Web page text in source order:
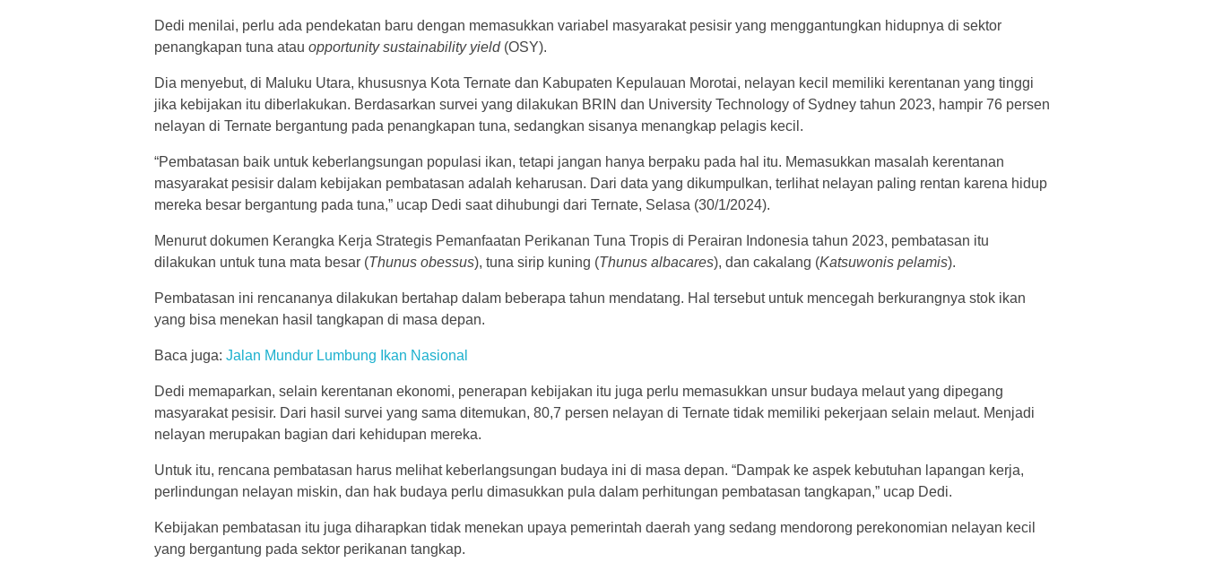
Dedi menilai, perlu ada pendekatan baru dengan memasukkan variabel masyarakat pesisir yang menggantungkan hidupnya di sektor
penangkapan tuna atau opportunity sustainability yield(OSY).
Dia menyebut, di Maluku Utara, khususnya Kota Ternate dan Kabupaten Kepulauan Morotai, nelayan kecil memiliki kerentanan yang tinggi
jika kebijakan itu diberlakukan. Berdasarkan survei yang dilakukan BRIN dan University Technology of Sydney tahun 2023, hampir 76 persen
nelayan di Ternate bergantung pada penangkapan tuna, sedangkan sisanya menangkap pelagis kecil.
“Pembatasan baik untuk keberlangsungan populasi ikan, tetapi jangan hanya berpaku pada hal itu. Memasukkan masalah kerentanan
masyarakat pesisir dalam kebijakan pembatasan adalah keharusan. Dari data yang dikumpulkan, terlihat nelayan paling rentan karena hidup
mereka besar bergantung pada tuna,” ucap Dedi saat dihubungi dari Ternate, Selasa (30/1/2024).
Menurut dokumen Kerangka Kerja Strategis Pemanfaatan Perikanan Tuna Tropis di Perairan Indonesia tahun 2023, pembatasan itu
dilakukan untuk tuna mata besar (Thunus obessus), tuna sirip kuning (Thunus albacares), dan cakalang (Katsuwonis pelamis).
Pembatasan ini rencananya dilakukan bertahap dalam beberapa tahun mendatang. Hal tersebut untuk mencegah berkurangnya stok ikan
yang bisa menekan hasil tangkapan di masa depan.
Baca juga: Jalan Mundur Lumbung Ikan Nasional
Dedi memaparkan, selain kerentanan ekonomi, penerapan kebijakan itu juga perlu memasukkan unsur budaya melaut yang dipegang
masyarakat pesisir. Dari hasil survei yang sama ditemukan, 80,7 persen nelayan di Ternate tidak memiliki pekerjaan selain melaut. Menjadi
nelayan merupakan bagian dari kehidupan mereka.
Untuk itu, rencana pembatasan harus melihat keberlangsungan budaya ini di masa depan. “Dampak ke aspek kebutuhan lapangan kerja,
perlindungan nelayan miskin, dan hak budaya perlu dimasukkan pula dalam perhitungan pembatasan tangkapan,” ucap Dedi.
Kebijakan pembatasan itu juga diharapkan tidak menekan upaya pemerintah daerah yang sedang mendorong perekonomian nelayan kecil
yang bergantung pada sektor perikanan tangkap.